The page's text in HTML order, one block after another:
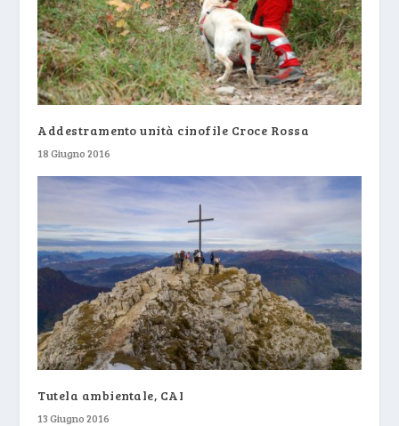
Addestramento unità cinofile Croce Rossa
18 Giugno 2016
Tutela ambientale, CAI
13 Giugno 2016